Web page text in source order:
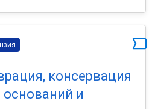
консервация
оснований и